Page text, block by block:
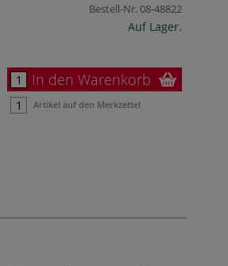
Bestell-Nr.08-48822
Auf Lager.
In den Warenkorb
Artikel auf den Merkzettel